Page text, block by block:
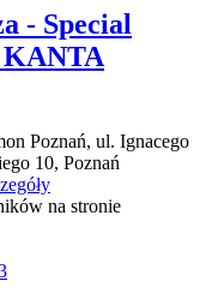
- Special
KANTA
Poznań, ul. Ignacego
10, Poznań
na stronie